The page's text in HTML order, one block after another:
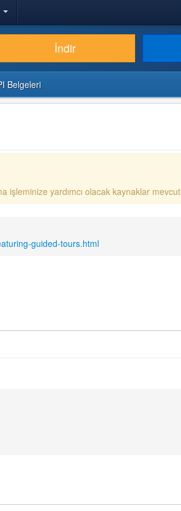
İndir
Belgeleri
işleminize yardımcı olacak kaynaklar mevcut
guided-tours.html